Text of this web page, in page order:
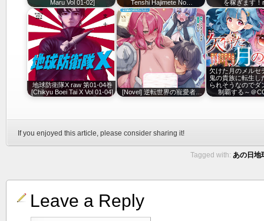
Maru Vol 01-02]
Tenshi Hajimete No…
を稼ぎます
地球防衛隊X raw 第01-04巻
[Chikyu Boei Tai X Vol 01-04]
[Novel] 逆転世界の寵愛者…
欠けた月のメルセ
鬼の貴族に転生し
られそうなのでダ
制覇する～＠
If you enjoyed this article, please consider sharing it!
Tagged with: あの日地
Leave a Reply